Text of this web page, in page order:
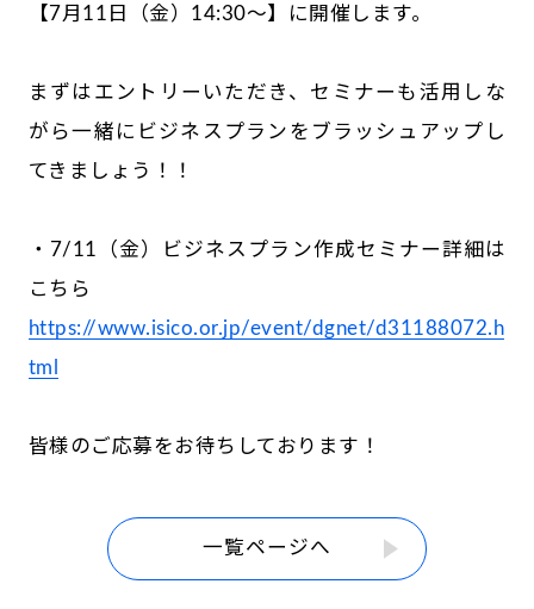
【7月11日（金）14:30～】に開催します。
まずはエントリーいただき、セミナーも活用しな
がら一緒にビジネスプランをブラッシュアップし
てきましょう！！
・7/11（金）ビジネスプラン作成セミナー詳細は
こちら
https://www.isico.or.jp/event/dgnet/d31188072.h
tml
皆様のご応募をお待ちしております！
一覧ページへ